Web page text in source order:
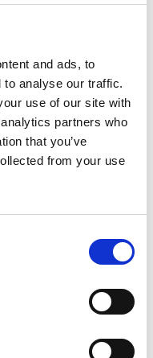
and ads, to
to analyse our traffic.
use of our site with
partners who
that you’ve
from your use
ha superato